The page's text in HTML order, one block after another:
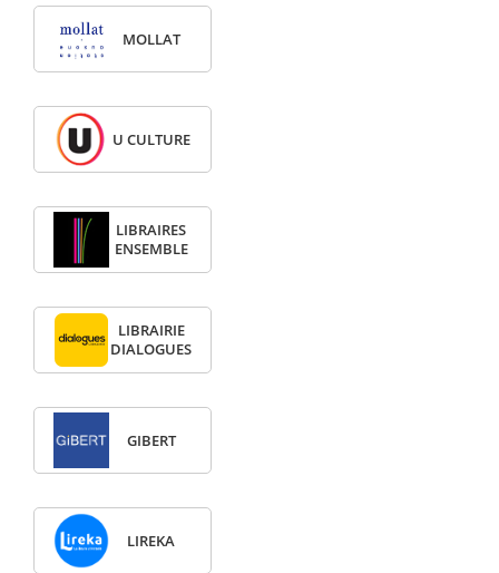
MOLLAT
U CULTURE
LIBRAIRES
ENSEMBLE
LIBRAIRIE
DIALOGUES
GIBERT
LIREKA